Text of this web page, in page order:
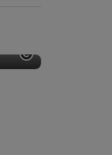
Copyright